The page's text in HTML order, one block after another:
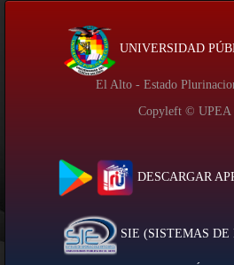
UNIVERSIDAD
El Alto - Estado
Copyleft © UPEA
DESCARGAR
SIE (SISTEMAS